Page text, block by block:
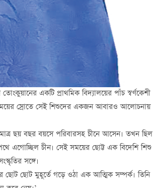
একটি প্রাথমিক বিদ্যালয়ের পাঁচ স্বর্ণকেশী
সময়ের স্রোতে সেই শিশুদের একজন আবারও আলোচনায়
ছয় বছর বয়সে পরিবারসহ চীনে আসেন। তখন ছিল
এগোচ্ছিল চীন। সেই সময়ের ছোট্ট এক বিদেশি শিশু
সঙ্গে।
ছোট ছোট মুহূর্তে গড়ে ওঠা এক আত্মিক সম্পর্ক। তিনি